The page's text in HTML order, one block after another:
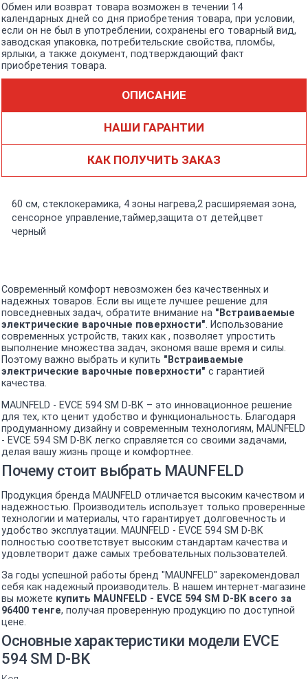
Обмен или возврат товара возможен в течении 14
календарных дней со дня приобретения товара, при условии,
если он не был в употреблении, сохранены его товарный вид,
заводская упаковка, потребительские свойства, пломбы,
ярлыки, а также документ, подтверждающий факт
приобретения товара.
ОПИСАНИЕ
НАШИ ГАРАНТИИ
КАК ПОЛУЧИТЬ ЗАКАЗ
60 см, стеклокерамика, 4 зоны нагрева,2 расширяемая зона,
сенсорное управление,таймер,защита от детей,цвет
черный
Современный комфорт невозможен без качественных и
надежных товаров. Если вы ищете лучшее решение для
повседневных задач, обратите внимание на "Встраиваемые
электрические варочные поверхности". Использование
современных устройств, таких как , позволяет упростить
выполнение множества задач, экономя ваше время и силы.
Поэтому важно выбрать и купить "Встраиваемые
электрические варочные поверхности" с гарантией
качества.
MAUNFELD - EVCE 594 SM D-BK – это инновационное решение
для тех, кто ценит удобство и функциональность. Благодаря
продуманному дизайну и современным технологиям, MAUNFELD
- EVCE 594 SM D-BK легко справляется со своими задачами,
делая вашу жизнь проще и комфортнее.
Почему стоит выбрать MAUNFELD
Продукция бренда MAUNFELD отличается высоким качеством и
надежностью. Производитель использует только проверенные
технологии и материалы, что гарантирует долговечность и
удобство эксплуатации. MAUNFELD - EVCE 594 SM D-BK
полностью соответствует высоким стандартам качества и
удовлетворит даже самых требовательных пользователей.
За годы успешной работы бренд "MAUNFELD" зарекомендовал
себя как надежный производитель. В нашем интернет-магазине
вы можете купить MAUNFELD - EVCE 594 SM D-BK всего за
96400 тенге, получая проверенную продукцию по доступной
цене.
Основные характеристики модели EVCE
594 SM D-BK